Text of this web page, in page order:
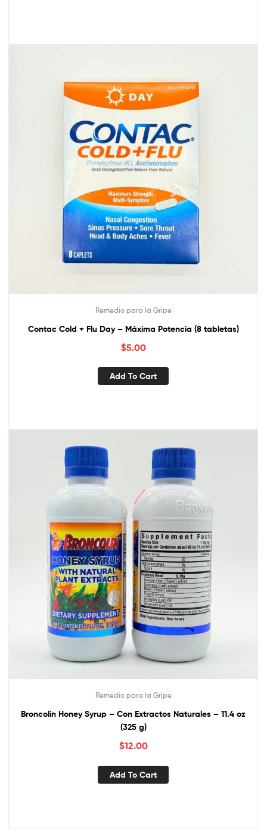
Remedio para la Gripe
Contac Cold + Flu Day – Máxima Potencia (8 tabletas)
$5.00
Add To Cart
Remedio para la Gripe
Broncolin Honey Syrup – Con Extractos Naturales – 11.4 oz
(325 g)
$12.00
Add To Cart